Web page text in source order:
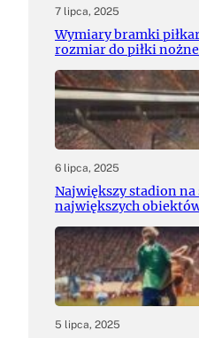
7 lipca, 2025
Wymiary bramki
rozmiar do piłki
6 lipca, 2025
Największy stadion na
największych
5 lipca, 2025